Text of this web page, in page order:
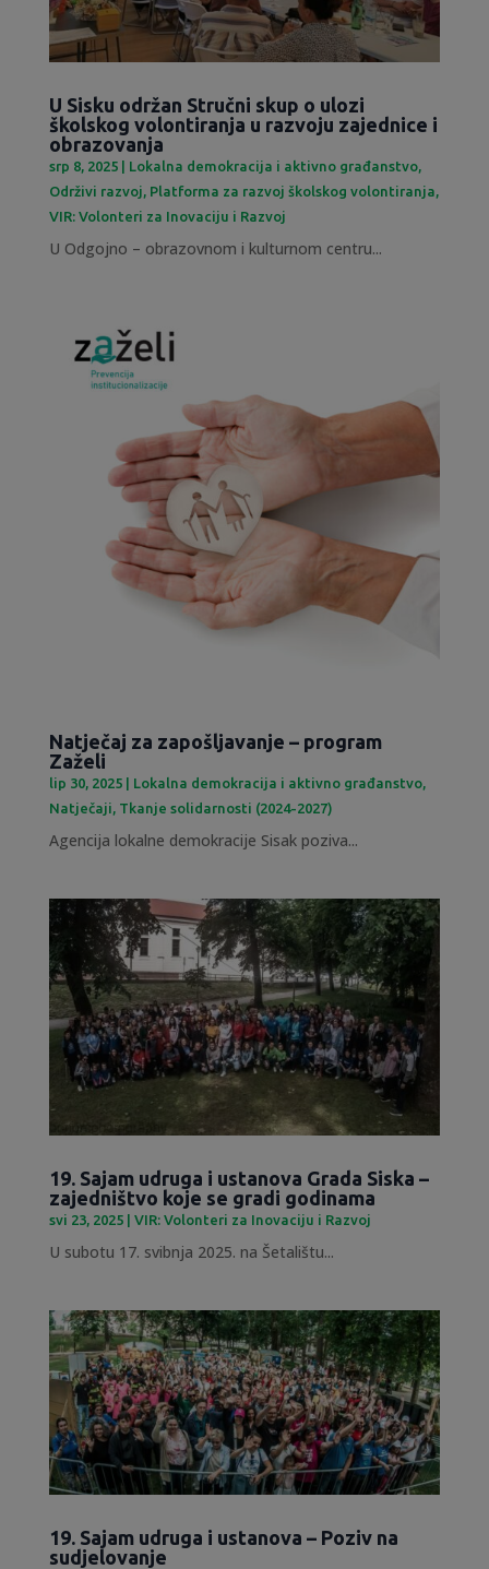
U Sisku održan Stručni skup o ulozi
školskog volontiranja u razvoju zajednice i
obrazovanja
srp 8, 2025| Lokalna demokracija i aktivno građanstvo,
Održivi razvoj, Platforma za razvoj školskog volontiranja,
VIR: Volonteri za Inovaciju i Razvoj
U Odgojno – obrazovnom i kulturnom centru...
Natječaj za zapošljavanje – program
Zaželi
lip 30, 2025| Lokalna demokracija i aktivno građanstvo,
Natječaji, Tkanje solidarnosti (2024-2027)
Agencija lokalne demokracije Sisak poziva...
19. Sajam udruga i ustanova Grada Siska –
zajedništvo koje se gradi godinama
svi 23, 2025| VIR: Volonteri za Inovaciju i Razvoj
U subotu 17. svibnja 2025. na Šetalištu...
19. Sajam udruga i ustanova – Poziv na
sudjelovanje